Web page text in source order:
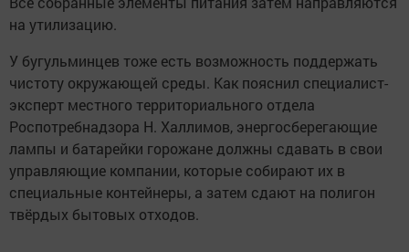
на утилизацию.
У бугульминцев тоже есть возможность поддержать
чистоту окружающей среды. Как пояснил специалист-
эксперт местного территориального отдела
Роспотребнадзора Н. Халлимов, энергосберегающие
лампы и батарейки горожане должны сдавать в свои
управляющие компании, которые собирают их в
специальные контейнеры, а затем сдают на полигон
твёрдых бытовых отходов.